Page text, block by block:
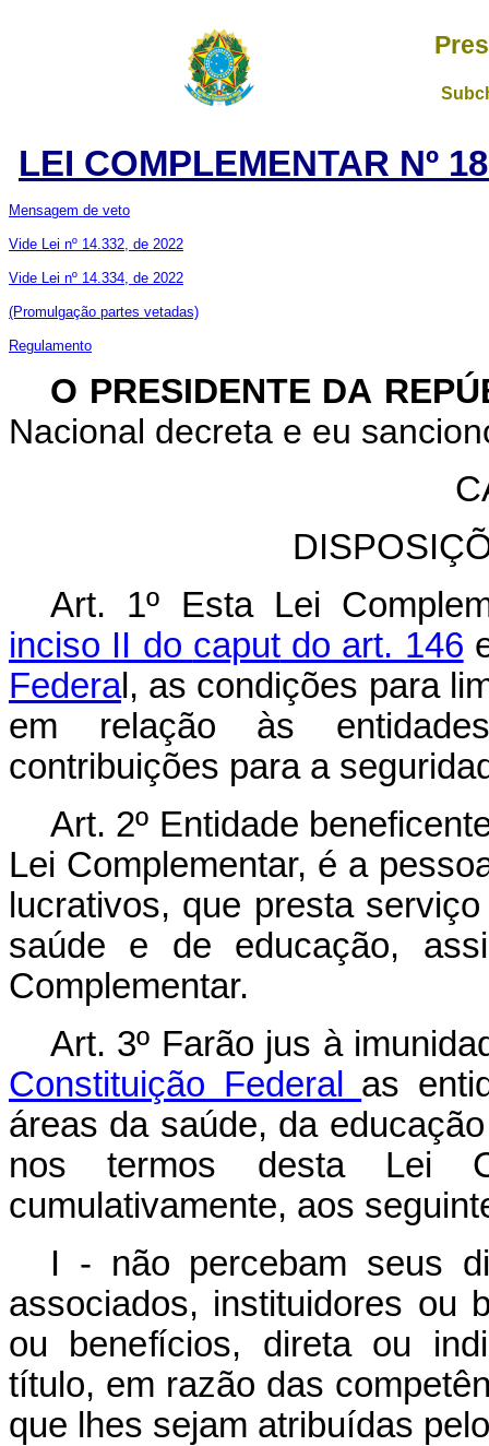
LEI COMPLEMENTAR Nº
Mensagem de veto
Vide Lei nº 14.332, de 2022
Vide Lei nº 14.334, de 2022
(Promulgação partes vetadas)
Regulamento
O PRESIDENTE DA
Nacional decreta e eu
Art. 1º Esta Lei
inciso II do caputdo art. 146
Federal, as condições para
em relação às
contribuições para a
Art. 2º Entidade
Lei Complementar, é a
lucrativos, que presta
saúde e de educação,
Complementar.
Art. 3º Farão jus à
Constituição Federal as
áreas da saúde, da
nos termos desta Lei
cumulativamente, aos
I - não percebam seus
associados, instituidores ou
ou benefícios, direta ou
título, em razão das
que lhes sejam atribuídas